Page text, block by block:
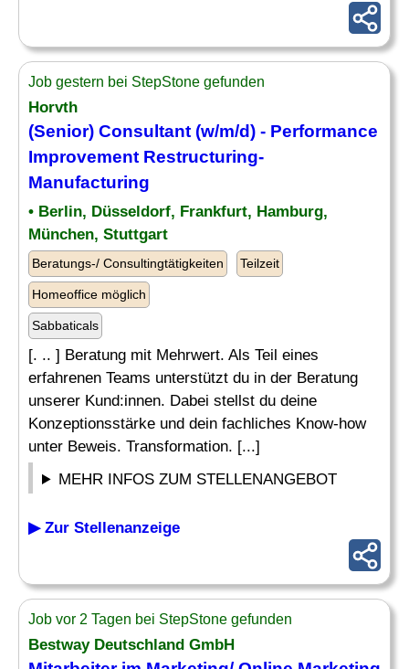
Job gestern bei StepStone gefunden
Horvth
(Senior) Consultant (w/m/d) - Performance
Improvement Restructuring-
Manufacturing
• Berlin, Düsseldorf, Frankfurt, Hamburg,
München, Stuttgart
Beratungs-/ Consultingtätigkeiten Teilzeit
Homeoffice möglich
Sabbaticals
[. .. ] Beratung mit Mehrwert. Als Teil eines
erfahrenen Teams unterstützt du in der Beratung
unserer Kund:innen. Dabei stellst du deine
Konzeptionsstärke und dein fachliches Know-how
unter Beweis. Transformation. [...]
MEHR INFOS ZUM STELLENANGEBOT
▶ Zur Stellenanzeige
Job vor 2 Tagen bei StepStone gefunden
Bestway Deutschland GmbH